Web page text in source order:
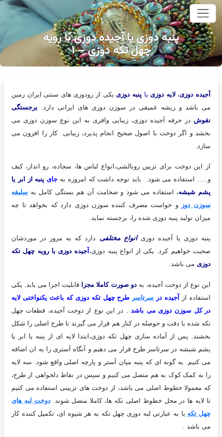
اصلی
پنبه دوزی یا آجیده دوزی با رویه
چهل تکه دوزی – ۱
آجیده دوزی،لایه دوزییا پنبه دوزییکی از رودوزی های سنتی ایران زمین
می باشد و ریشه عمیقی در سوزن دوزی های ایرانی دارد. برجستگی
نقوش در حرفه آجیده دوزی، زیبایی وافری به این نوع سوزن دوزی می
بخشد و اگر دوخت با اصول صحیح انجام پذیرد، زیبایی کار را افزون می
سازد.
از این دوخت برای تزیین روبالشی،انواع لباس ها، سجاده، رو انداز، کیف
و….. استفاده می شود. باید توجه داشت که امروزه به جای پنبه از ابر یا
پشم شیشه، استفاده می شود و ضخامت آن هم بستگی کامل به سلیقه
سوزن دوز
و خواست مصرف کننده سوزن دوزی دارد که بخواهد تا چه
میزان تولید پنبه دوزی شده را، برجسته نماید.
پنبه دوزی یا آجیده دوزیانواع مختلفی دارد که به مرور در موردشان
صحبت خواهیم کرد. یکی از انواع پنبه دوزی، جیده دوزی با رویه چهل تکه
دوزی می باشد.
این نوع از دوخت آجیده، بهدو صورت کاملا مجزا قابلیت اجرا می یابد. یکی
استفاده از آجیده در سرتاسر طرح چهل تکه دوزی که باعث یکنواختی لایه
در کل سوزن دوزی می باشد. در این نوع از دوخت آجیده، قطعات چهل
تکه شده با دقت و حوصله در کنار هم قرار می گیرند تا طرح اصلی را شکل
بخشند. پس از آماده سازی چهل تکه دوزی،ابتدا لایه ای از پنبه یا ابر یا
پشم شیشه در سرتاسر طرح قرار می دهیم و آنگاه آستری را به ان اضافه
می کنیم. به گونه ای که پنبه میان آستر و پارچه اصلی واقع شود. سه لایه
را به کمک کوک به هم متصل می کنیم و سپس در نقاط دلخواهی از طرح،
که معمولا خطوط اصلی می باشد، از دوخت های تزیینی استفاده می کنیم
تا لایه ها در محل خطوط اصلی تکه ها، کاملا متصل شوند.دوخت لبه های
چهل تکه یا به عبارتی لبه دوزی چهل تکه به هر شیوه ای، تکمیل کننده کار
می باشد .